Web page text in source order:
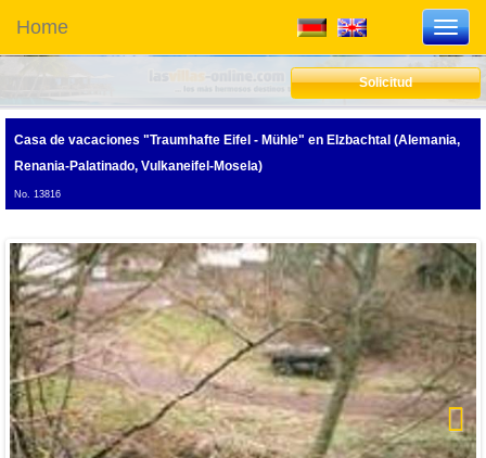
Home
Casa de vacaciones "Traumhafte Eifel - Mühle" en Elzbachtal (Alemania,
Renania-Palatinado, Vulkaneifel-Mosela)
No. 13816
Solicitud
Next